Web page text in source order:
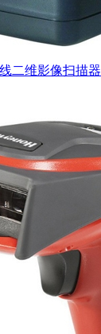
二维影像扫描器